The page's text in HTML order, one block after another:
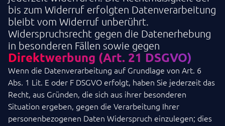
bis zum Widerruf erfolgten Datenverarbeitung
bleibt vom Widerruf unberührt.
Widerspruchsrecht gegen die Datenerhebung
in besonderen Fällen sowie gegen
Direktwerbung (Art. 21 DSGVO)
Wenn die Datenverarbeitung auf Grundlage von Art. 6
Abs. 1 Lit. E oder F DSGVO erfolgt, haben Sie jederzeit das
Recht, aus Gründen, die sich aus ihrer besonderen
Situation ergeben, gegen die Verarbeitung Ihrer
personenbezogenen Daten Widerspruch einzulegen; dies